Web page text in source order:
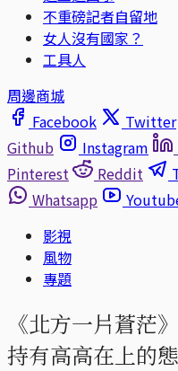
不重磅記者自留地
女人沒有國家？
工具人
周邊商城
Facebook
Twitter
Github
Instagram
Pinterest
Reddit
Whatsapp
影視
風物
專題
《北方一片蒼茫
持有高高在上的